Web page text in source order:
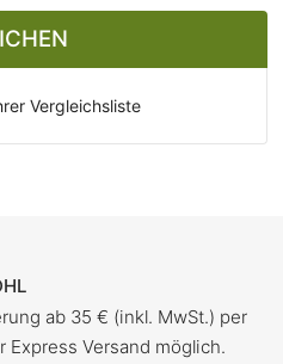
Vergleichsliste
ab 35 € (inkl. MwSt.) per
Express Versand möglich.